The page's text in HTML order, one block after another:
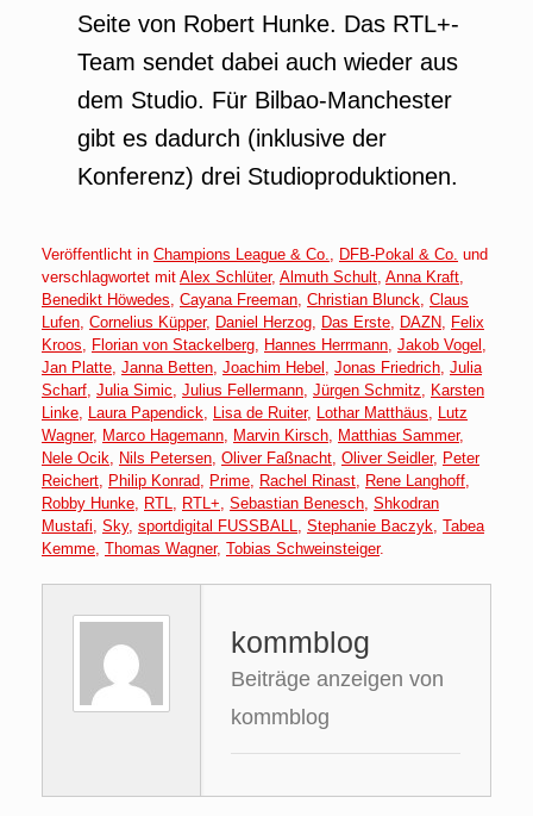
Seite von Robert Hunke. Das RTL+-
Team sendet dabei auch wieder aus
dem Studio. Für Bilbao-Manchester
gibt es dadurch (inklusive der
Konferenz) drei Studioproduktionen.
Veröffentlicht in Champions League & Co. DFB-Pokal & Co. und
verschlagwortet mit Alex Schlüter, Almuth Schult Anna Kraft
Benedikt Höwedes Cayana Freeman Christian Blunck Claus
Lufen Cornelius Küpper, Daniel Herzog Das Erste DAZN Felix
Kroos
Florian von Stackelberg Hannes Herrmann Jakob Vogel
Jan Platte Janna Betten Joachim Hebel Jonas Friedrich Julia
Scharf Julia Simic Julius Fellermann Jürgen Schmitz
Karsten
Linke Laura Papendick Lisa de Ruiter, Lothar Matthäus
Lutz
Wagner, Marco Hagemann Marvin Kirsch Matthias Sammer,
Nele Ocik
Nils Petersen Oliver Faßnacht Oliver Seidler, Peter
Reichert Philip Konrad Prime Rachel Rinast Rene Langhoff
Robby Hunke RTL RTL+ Sebastian Benesch Shkodran
Mustafi Sky, sportdigital FUSSBALL Stephanie Baczyk Tabea
Kemme Thomas Wagner, Tobias Schweinsteiger.
kommblog
Beiträge anzeigen von
kommblog